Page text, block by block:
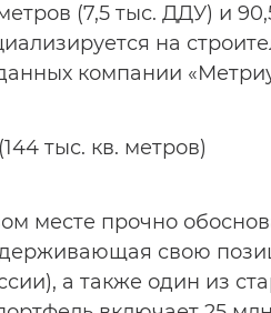
(7,5 тыс. ДДУ) и
на
компании
тыс. кв. метров)
месте прочно
свою
а также один из